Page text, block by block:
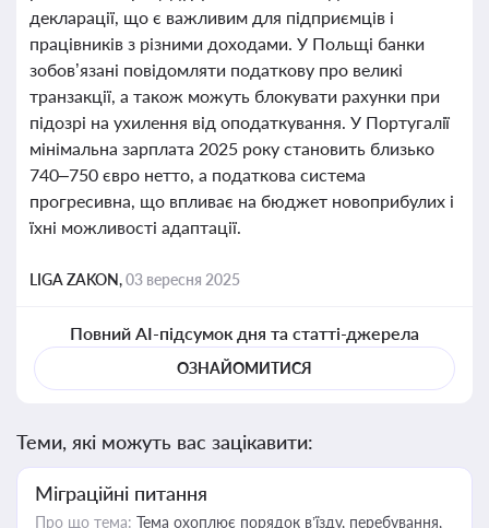
декларації, що є важливим для підприємців і
працівників з різними доходами. У Польщі банки
зобов’язані повідомляти податкову про великі
транзакції, а також можуть блокувати рахунки при
підозрі на ухилення від оподаткування. У Португалії
мінімальна зарплата 2025 року становить близько
740–750 євро нетто, а податкова система
прогресивна, що впливає на бюджет новоприбулих і
їхні можливості адаптації.
LIGA ZAKON,03 вересня 2025
Повний AI-підсумок дня та статті-джерела
ОЗНАЙОМИТИСЯ
Теми, які можуть вас зацікавити:
Міграційні питання
Про що тема: Тема охоплює порядок в’їзду, перебування,